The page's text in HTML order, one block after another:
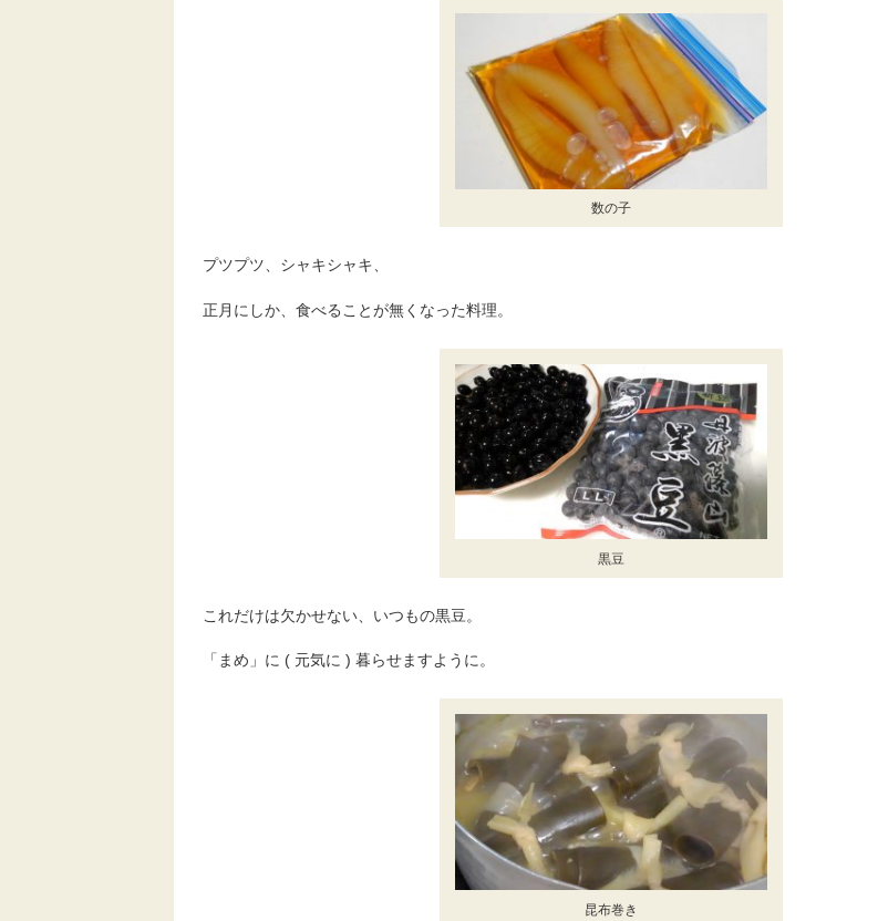
数の子
プツプツ、シャキシャキ、
正月にしか、食べることが無くなった料理。
黒豆
これだけは欠かせない、いつもの黒豆。
「まめ」に ( 元気に ) 暮らせますように。
昆布巻き